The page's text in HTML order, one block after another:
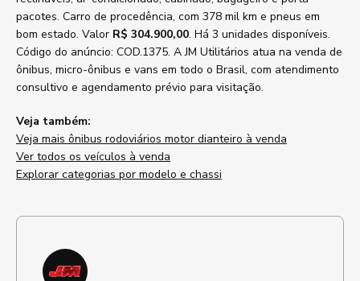
pacotes. Carro de procedência, com 378 mil km e pneus em
bom estado. Valor R$ 304.900,00. Há 3 unidades disponíveis.
Código do anúncio: COD.1375. A JM Utilitários atua na venda de
ônibus, micro-ônibus e vans em todo o Brasil, com atendimento
consultivo e agendamento prévio para visitação.
Veja também:
Veja mais ônibus rodoviários motor dianteiro à venda
Ver todos os veículos à venda
Explorar categorias por modelo e chassi